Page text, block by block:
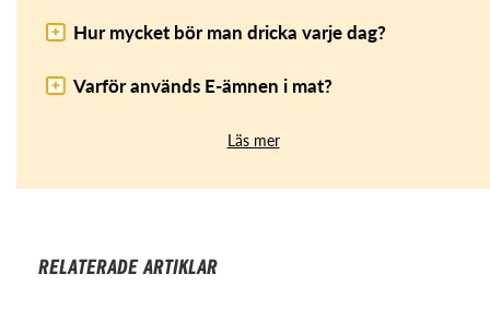
Hur mycket bör man dricka varje dag?
Varför används E-ämnen i mat?
Läs mer
RELATERADE ARTIKLAR